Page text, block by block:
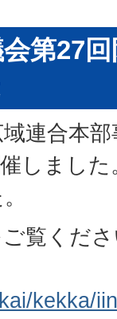
第27
連合本
しまし
覧くだ
kekka/